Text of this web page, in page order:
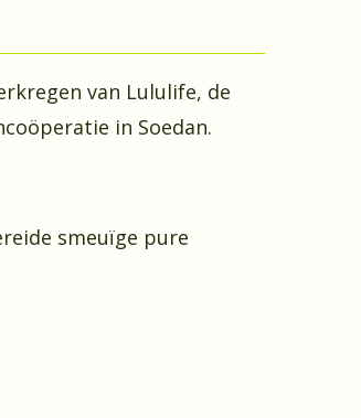
van Lululife, de
in Soedan.
smeuïge pure